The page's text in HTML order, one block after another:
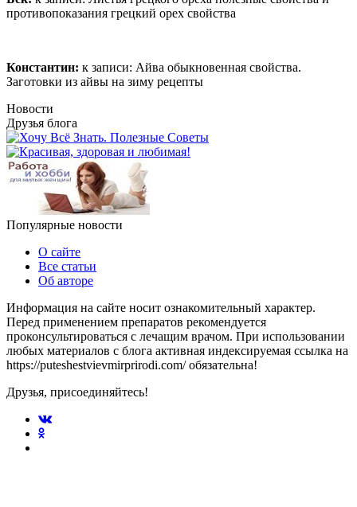
противопоказания грецкий орех свойства
Константин: к записи: Айва обыкновенная свойства.
Заготовки из айвы на зиму рецепты
Новости
Друзья блога
Популярные новости
О сайте
Все статьи
Об авторе
Информация на сайте носит ознакомительный характер.
Перед применением препаратов рекомендуется
проконсультироваться с лечащим врачом. При использовании
любых материалов с блога активная индексируемая ссылка на
https://puteshestvievmirprirodi.com/ обязательна!
Друзья, присоединяйтесь!